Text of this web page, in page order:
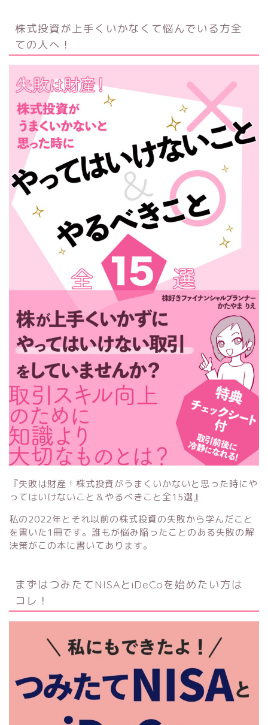
株式投資が上手くいかなくて悩んでいる方全
ての人へ！
『失敗は財産！株式投資がうまくいかないと思った時にや
ってはいけないこと＆やるべきこと全15選』
私の2022年とそれ以前の株式投資の失敗から学んだこと
を書いた1冊です。誰もが悩み陥ったことのある失敗の解
決策がこの本に書いてあります。
まずはつみたてNISAとiDeCoを始めたい方は
コレ！